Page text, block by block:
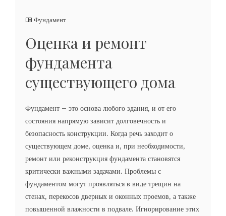
Фундамент
Оценка и ремонт
фундамента
существующего дома
Фундамент – это основа любого здания, и от его
состояния напрямую зависит долговечность и
безопасность конструкции. Когда речь заходит о
существующем доме, оценка и, при необходимости,
ремонт или реконструкция фундамента становятся
критически важными задачами. Проблемы с
фундаментом могут проявляться в виде трещин на
стенах, перекосов дверных и оконных проемов, а также
повышенной влажности в подвале. Игнорирование этих